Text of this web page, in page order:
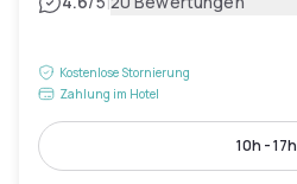
Kostenlose Stornierung
Zahlung im Hotel
10h - 17h